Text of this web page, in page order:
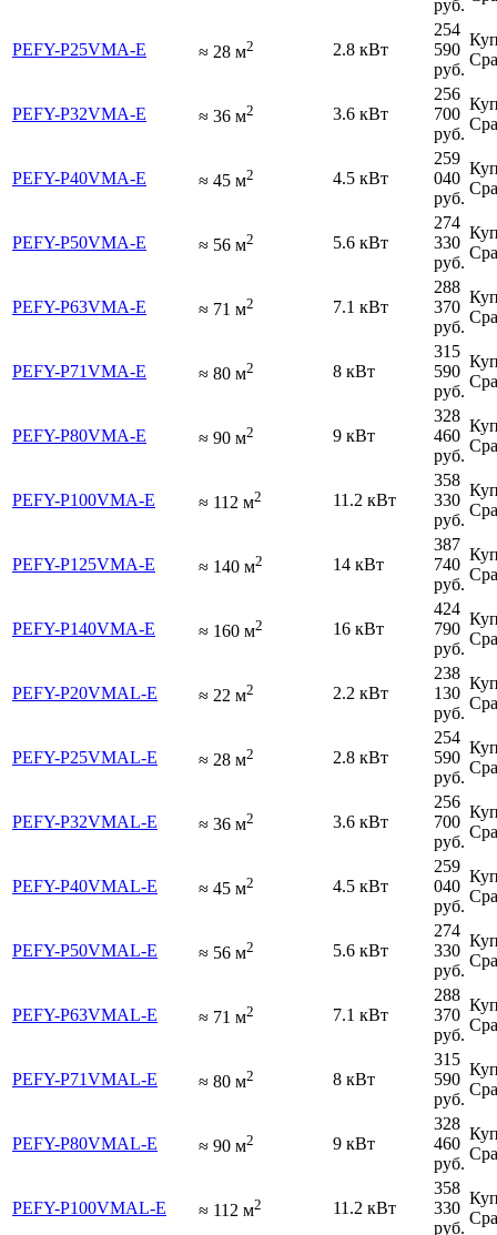
руб.
PEFY-P25VMA-E ≈ 28 м2 2.8 кВт
254
590
руб.
PEFY-P32VMA-E ≈ 36 м2 3.6 кВт
256
700
руб.
PEFY-P40VMA-E ≈ 45 м2 4.5 кВт
259
040
руб.
PEFY-P50VMA-E ≈ 56 м2 5.6 кВт
274
330
руб.
PEFY-P63VMA-E ≈ 71 м2 7.1 кВт
288
370
руб.
PEFY-P71VMA-E ≈ 80 м2 8 кВт
315
590
руб.
PEFY-P80VMA-E ≈ 90 м2 9 кВт
328
460
руб.
PEFY-P100VMA-E ≈ 112 м2 11.2 кВт
358
330
руб.
PEFY-P125VMA-E ≈ 140 м2 14 кВт
387
740
руб.
PEFY-P140VMA-E ≈ 160 м2 16 кВт
424
790
руб.
PEFY-P20VMAL-E ≈ 22 м2 2.2 кВт
238
130
руб.
PEFY-P25VMAL-E ≈ 28 м2 2.8 кВт
254
590
руб.
PEFY-P32VMAL-E ≈ 36 м2 3.6 кВт
256
700
руб.
PEFY-P40VMAL-E ≈ 45 м2 4.5 кВт
259
040
руб.
PEFY-P50VMAL-E ≈ 56 м2 5.6 кВт
274
330
руб.
PEFY-P63VMAL-E ≈ 71 м2 7.1 кВт
288
370
руб.
PEFY-P71VMAL-E ≈ 80 м2 8 кВт
315
590
руб.
PEFY-P80VMAL-E ≈ 90 м2 9 кВт
328
460
руб.
PEFY-P100VMAL-E ≈ 112 м2 11.2 кВт
358
330
руб.